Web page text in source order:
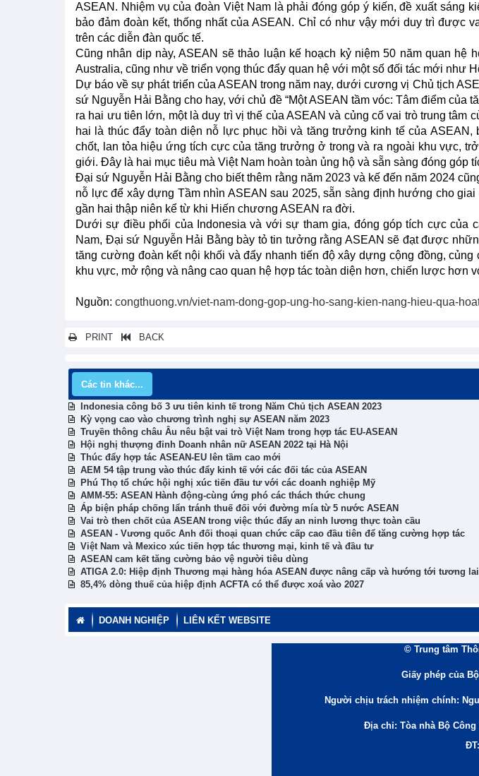
ASEAN. Nhiệm vụ của đoàn Việt Nam là phải đóng góp ý kiến, đề xuất sáng
bảo đảm đoàn kết, thống nhất của ASEAN. Chỉ có như vậy mới duy trì được
trên các diễn đàn quốc tế.
Cũng nhân dịp này, ASEAN sẽ thảo luận kế hoạch kỷ niệm 50 năm quan hệ
Australia, cũng như về triển vọng thúc đẩy quan hệ với một số đối tác mới như
Dự báo về sự phát triển của ASEAN trong năm nay, dưới cương vị Chủ tịch
sứ Nguyễn Hải Bằng cho hay, với chủ đề “Một ASEAN tầm vóc: Tâm điểm của
ra hai ưu tiên lớn, một là duy trì vị thế của ASEAN và củng cố vai trò trung tâm
hai là thúc đẩy toàn diện nỗ lực phục hồi và tăng trưởng kinh tế của ASEAN,
chốt, lan tỏa hiệu ứng tích cực của tăng trưởng ở trong và ra ngoài khu vực,
giới. Đây là hai mục tiêu mà Việt Nam hoàn toàn ủng hộ và sẵn sàng đóng góp
Đại sứ Nguyễn Hải Bằng cho biết thêm rằng năm 2023 và kế đến năm 2024
nỗ lực để xây dựng Tầm nhìn ASEAN sau 2025, sẵn sàng định hướng cho
gần hai thập niên kể từ khi Hiến chương ASEAN ra đời.
Dưới sự điều phối của Indonesia và với sự tham gia, đóng góp tích cực của
Nam, Đại sứ Nguyễn Hải Bằng bày tỏ tin tưởng rằng ASEAN sẽ đạt được
tăng cường đoàn kết nội khối và đẩy nhanh tiến độ xây dựng cộng đồng, củng
khu vực, mở rộng và nâng cao quan hệ hợp tác toàn diện hơn, chiến lược hơn
Nguồn: congthuong.vn/viet-nam-dong-gop-ung-ho-sang-kien-nang-hieu-qua-
PRINT BACK
Các tin khác...
Indonesia công bố 3 ưu tiên kinh tế trong Năm Chủ tịch ASEAN 2023
Kỳ vọng cao vào chương trình nghị sự ASEAN năm 2023
Truyền thông châu Âu nêu bật vai trò Việt Nam trong hợp tác EU-ASEAN
Hội nghị thượng đỉnh Doanh nhân nữ ASEAN 2022 tại Hà Nội
Thúc đẩy hợp tác ASEAN-EU lên tầm cao mới
AEM 54 tập trung vào thúc đẩy kinh tế với các đối tác của ASEAN
Phú Thọ tổ chức hội nghị xúc tiến đầu tư với các doanh nghiệp Mỹ
AMM-55: ASEAN Hành động-cùng ứng phó các thách thức chung
Áp biện pháp chống lẩn tránh thuế đối với đường mía từ 5 nước ASEAN
Vai trò then chốt của ASEAN trong việc thúc đẩy an ninh lương thực toàn cầu
ASEAN - Vương quốc Anh đối thoại quan chức cấp cao đầu tiên để tăng cường hợp tác
Việt Nam và Mexico xúc tiến hợp tác thương mại, kinh tế và đầu tư
ASEAN cam kết tăng cường bảo vệ người tiêu dùng
ATIGA 2.0: Hiệp định Thương mại hàng hóa ASEAN được nâng cấp và hướng tới tương lai
85,4% dòng thuế của hiệp định ACFTA có thể được xoá vào 2027
DOANH NGHIỆP LIÊN KẾT WEBSITE
© Trung tâm
Giấy phép của
Người chịu trách nhiệm chính:
Địa chỉ: Tòa nhà Bộ